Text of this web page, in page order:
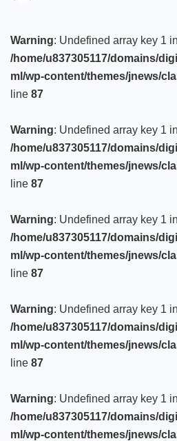
Warning: Undefined array key 1 in
/home/u837305117/domains/
ml/wp-content/themes/jnews/
line 87
Warning: Undefined array key 1 in
/home/u837305117/domains/
ml/wp-content/themes/jnews/
line 87
Warning: Undefined array key 1 in
/home/u837305117/domains/
ml/wp-content/themes/jnews/
line 87
Warning: Undefined array key 1 in
/home/u837305117/domains/
ml/wp-content/themes/jnews/
line 87
Warning: Undefined array key 1 in
/home/u837305117/domains/
ml/wp-content/themes/jnews/